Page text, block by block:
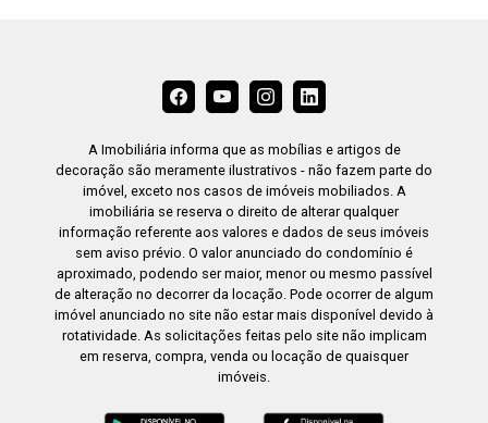
A Imobiliária informa que as mobílias e artigos de
decoração são meramente ilustrativos - não fazem parte do
imóvel, exceto nos casos de imóveis mobiliados. A
imobiliária se reserva o direito de alterar qualquer
informação referente aos valores e dados de seus imóveis
sem aviso prévio. O valor anunciado do condomínio é
aproximado, podendo ser maior, menor ou mesmo passível
de alteração no decorrer da locação. Pode ocorrer de algum
imóvel anunciado no site não estar mais disponível devido à
rotatividade. As solicitações feitas pelo site não implicam
em reserva, compra, venda ou locação de quaisquer
imóveis.